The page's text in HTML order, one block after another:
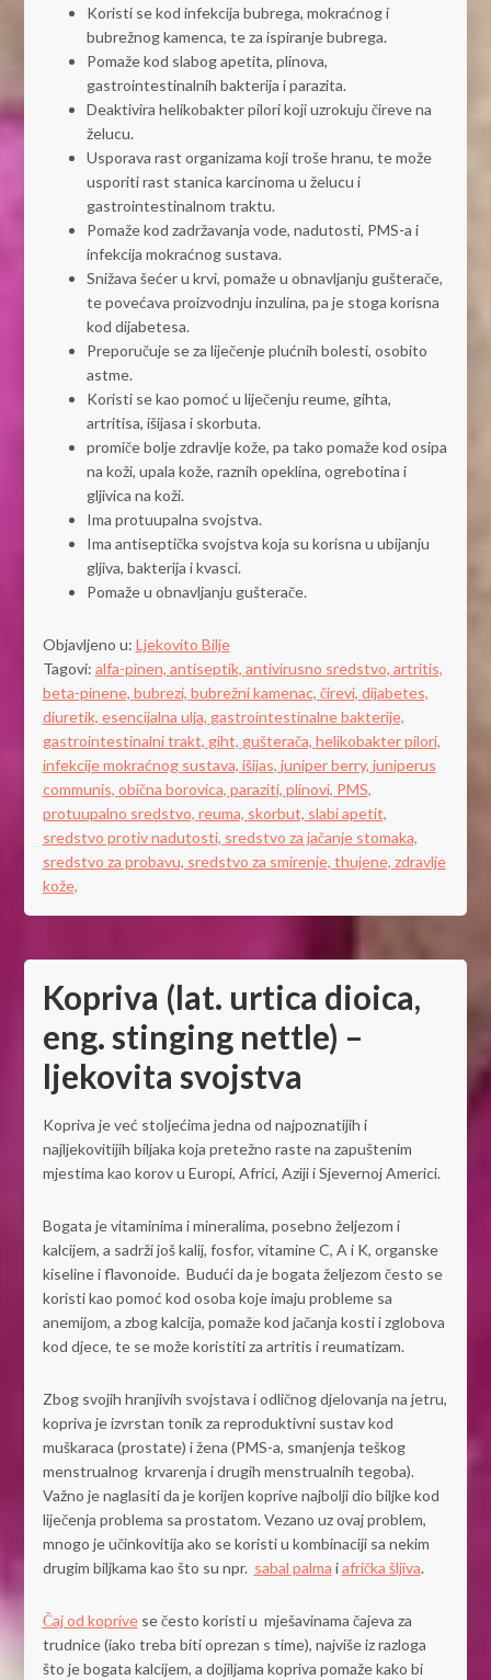
Koristi se kod infekcija bubrega, mokraćnog i
bubrežnog kamenca, te za ispiranje bubrega.
Pomaže kod slabog apetita, plinova,
gastrointestinalnih bakterija i parazita.
Deaktivira helikobakter pilori koji uzrokuju čireve na
želucu.
Usporava rast organizama koji troše hranu, te može
usporiti rast stanica karcinoma u želucu i
gastrointestinalnom traktu.
Pomaže kod zadržavanja vode, nadutosti, PMS-a i
infekcija mokraćnog sustava.
Snižava šećer u krvi, pomaže u obnavljanju gušterače,
te povećava proizvodnju inzulina, pa je stoga korisna
kod dijabetesa.
Preporučuje se za liječenje plućnih bolesti, osobito
astme.
Koristi se kao pomoć u liječenju reume, gihta,
artritisa, išijasa i skorbuta.
promiče bolje zdravlje kože, pa tako pomaže kod osipa
na koži, upala kože, raznih opeklina, ogrebotina i
gljivica na koži.
Ima protuupalna svojstva.
Ima antiseptička svojstva koja su korisna u ubijanju
gljiva, bakterija i kvasci.
Pomaže u obnavljanju gušterače.
Objavljeno u: Ljekovito Bilje
Tagovi: alfa-pinen, antiseptik, antivirusno sredstvo, artritis,
beta-pinene, bubrezi, bubrežni kamenac, čirevi, dijabetes,
diuretik, esencijalna ulja, gastrointestinalne bakterije,
gastrointestinalni trakt, giht, gušterača, helikobakter pilori,
infekcije mokraćnog sustava, išijas, juniper berry, juniperus
communis, obična borovica, paraziti, plinovi, PMS,
protuupalno sredstvo, reuma, skorbut, slabi apetit,
sredstvo protiv nadutosti, sredstvo za jačanje stomaka,
sredstvo za probavu, sredstvo za smirenje, thujene, zdravlje
kože,
Kopriva (lat. urtica dioica,
eng. stinging nettle) –
ljekovita svojstva
Kopriva je već stoljećima jedna od najpoznatijih i
najljekovitijih biljaka koja pretežno raste na zapuštenim
mjestima kao korov u Europi, Africi, Aziji i Sjevernoj Americi.
Bogata je vitaminima i mineralima, posebno željezom i
kalcijem, a sadrži još kalij, fosfor, vitamine C, A i K, organske
kiseline i flavonoide. Budući da je bogata željezom često se
koristi kao pomoć kod osoba koje imaju probleme sa
anemijom, a zbog kalcija, pomaže kod jačanja kosti i zglobova
kod djece, te se može koristiti za artritis i reumatizam.
Zbog svojih hranjivih svojstava i odličnog djelovanja na jetru,
kopriva je izvrstan tonik za reproduktivni sustav kod
muškaraca (prostate) i žena (PMS-a, smanjenja teškog
menstrualnog krvarenja i drugih menstrualnih tegoba).
Važno je naglasiti da je korijen koprive najbolji dio biljke kod
liječenja problema sa prostatom. Vezano uz ovaj problem,
mnogo je učinkovitija ako se koristi u kombinaciji sa nekim
drugim biljkama kao što su npr. sabal palma iafrička šljiva.
Čaj od koprivese često koristi u mješavinama čajeva za
trudnice (iako treba biti oprezan s time), najviše iz razloga
što je bogata kalcijem, a dojiljama kopriva pomaže kako bi